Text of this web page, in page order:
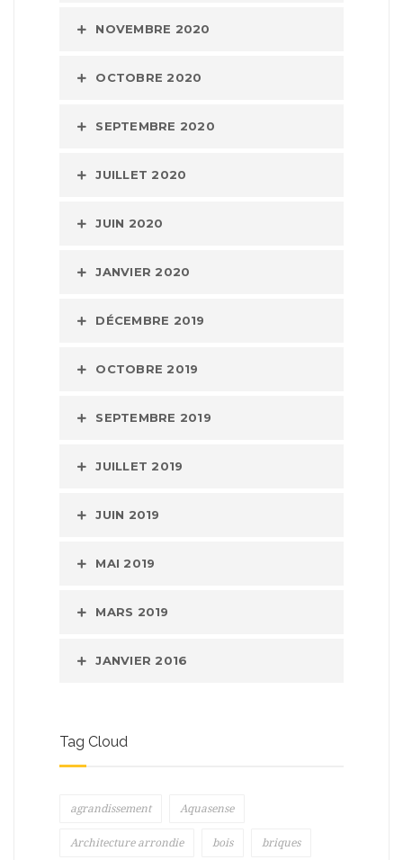
NOVEMBRE 2020
OCTOBRE 2020
SEPTEMBRE 2020
JUILLET 2020
JUIN 2020
JANVIER 2020
DÉCEMBRE 2019
OCTOBRE 2019
SEPTEMBRE 2019
JUILLET 2019
JUIN 2019
MAI 2019
MARS 2019
JANVIER 2016
Tag Cloud
agrandissement Aquasense
Architecture arrondie bois briques